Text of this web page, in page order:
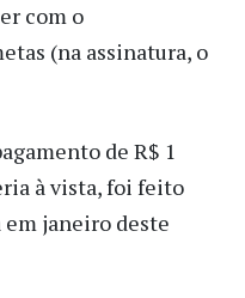
com o
(na assinatura, o
de R$ 1
à vista, foi feito
em janeiro deste